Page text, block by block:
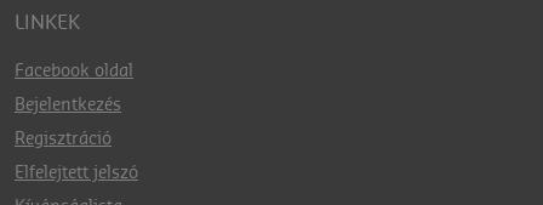
LINKEK
Facebook oldal
Bejelentkezés
Regisztráció
Elfelejtett jelszó